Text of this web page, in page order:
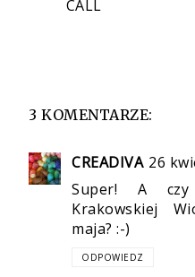
CALL
3 KOMENTARZE:
CREADIVA 26
Super! A
Krakowskiej
maja? :-)
ODPOWIEDZ